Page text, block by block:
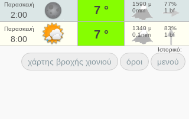
Παρασκευή
2:00 7 °
1590 μ
0mm
77%
1 bf
Παρασκευή
8:00 7 °
1340 μ
0.1mm
83%
1 bf
Ιστορικό:
χάρτης βροχής χιονιού όροι μενού